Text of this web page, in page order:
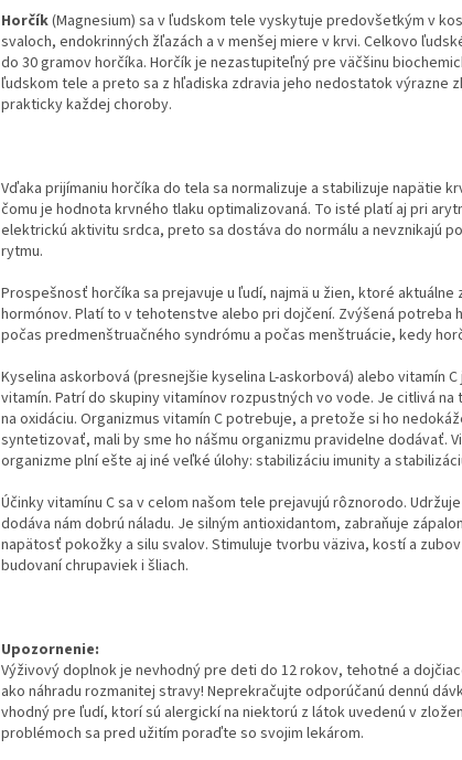
Horčík(Magnesium) sa v ľudskom tele vyskytuje predovšetkým v
svaloch, endokrinných žľazách a v menšej miere v krvi. Celkovo
do 30 gramov horčíka. Horčík je nezastupiteľný pre väčšinu
ľudskom tele a preto sa z hľadiska zdravia jeho nedostatok výrazne
prakticky každej choroby.
Vďaka prijímaniu horčíka do tela sa normalizuje a stabilizuje napätie
čomu je hodnota krvného tlaku optimalizovaná. To isté platí aj pri
elektrickú aktivitu srdca, preto sa dostáva do normálu a nevznikajú
rytmu.
Prospešnosť horčíka sa prejavuje u ľudí, najmä u žien, ktoré aktuálne
hormónov. Platí to v tehotenstve alebo pri dojčení. Zvýšená potreba
počas predmenštruačného syndrómu a počas menštruácie, kedy
Kyselina askorbová (presnejšie kyselina L-askorbová) alebo vitamín
vitamín. Patrí do skupiny vitamínov rozpustných vo vode. Je citlivá
na oxidáciu. Organizmus vitamín C potrebuje, a pretože si ho
syntetizovať, mali by sme ho nášmu organizmu pravidelne dodávať.
organizme plní ešte aj iné veľké úlohy: stabilizáciu imunity a
Účinky vitamínu C sa v celom našom tele prejavujú rôznorodo.
dodáva nám dobrú náladu. Je silným antioxidantom, zabraňuje
napätosť pokožky a silu svalov. Stimuluje tvorbu väziva, kostí a
budovaní chrupaviek i šliach.
Upozornenie:
Výživový doplnok je nevhodný pre deti do 12 rokov, tehotné a
ako náhradu rozmanitej stravy! Neprekračujte odporúčanú dennú
vhodný pre ľudí, ktorí sú alergickí na niektorú z látok uvedenú v
problémoch sa pred užitím poraďte so svojim lekárom.